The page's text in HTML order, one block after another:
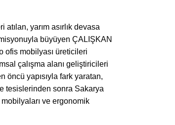
yarım asırlık devasa
büyüyen ÇALIŞKAN
ofis mobilyası üreticileri
çalışma alanı geliştiricileri
öncü yapısıyla fark yaratan,
tesislerinden sonra Sakarya
ve ergonomik